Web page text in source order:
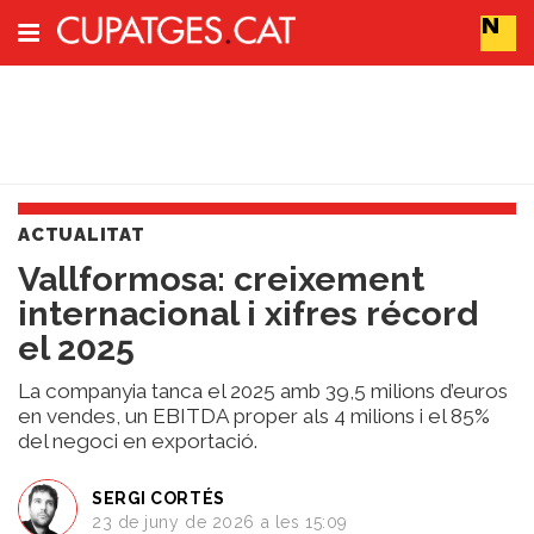
Cerca
Vins
Naturals
Actualitat
Líders
del
canvi
Impacte
Sostenibilitat
Tendències
ACTUALITAT
Vallformosa: creixement
internacional i xifres récord
el 2025
La companyia tanca el 2025 amb 39,5 milions d’euros
en vendes, un EBITDA proper als 4 milions i el 85%
del negoci en exportació.
SERGI CORTÉS
23 de juny de 2026 a les 15:09